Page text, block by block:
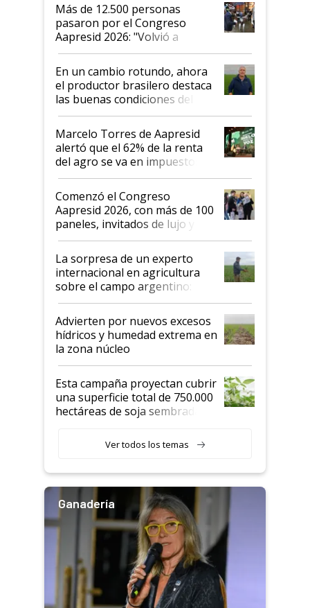
Más de 12.500 personas
pasaron por el Congreso
Aapresid 2026: "Volvió a
demostrar que hablar del
suelo es hablar de todo el
sistema productivo"
En un cambio rotundo, ahora
el productor brasilero destaca
las buenas condiciones del
agro argentino para invertir:
"Los veo más motivados"
Marcelo Torres de Aapresid
alertó que el 62% de la renta
del agro se va en impuestos:
"No es bueno que en
Argentina se sigan discutiendo
las mismas cosas de hace 50
años"
Comenzó el Congreso
Aapresid 2026, con más de 100
paneles, invitados de lujo y
todas las tendencias
La sorpresa de un experto
internacional en agricultura
sobre el campo argentino:
"Estoy muy impresionado"
Advierten por nuevos excesos
hídricos y humedad extrema en
la zona núcleo
Esta campaña proyectan cubrir
una superficie total de 750.000
hectáreas de soja sembradas
variedades que marcan un
salto tecnológico en genética y
Ver todos los temas
Ganadería